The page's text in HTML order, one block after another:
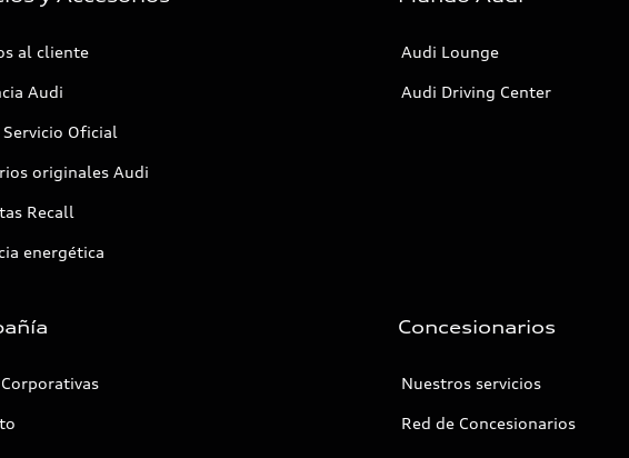
al cliente
Audi
Servicio Oficial
originales Audi
Recall
energética
Audi Lounge
Audi Driving Center
Concesionarios
Nuestros servicios
Red de Concesionarios